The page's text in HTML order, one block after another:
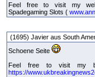
Feel free to visit my
Spadegaming Slots (
(1695) Javier aus South
Schoene Seite
Feel free to visit my
https://